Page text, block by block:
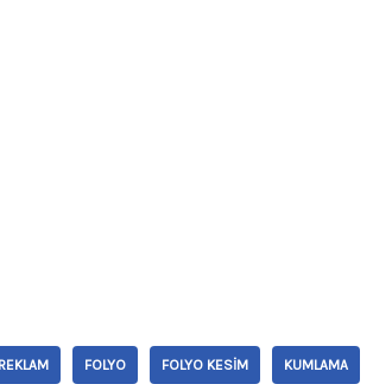
FOLYO FOLYO KESIM KUMLAMA